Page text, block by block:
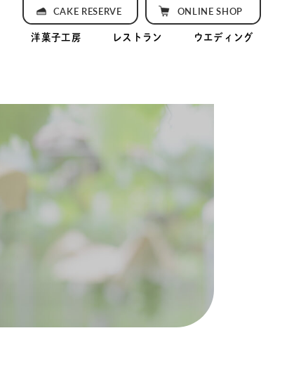
洋菓子工房 レストラン ウエディング
CAKE RESERVE ONLINE SHOP